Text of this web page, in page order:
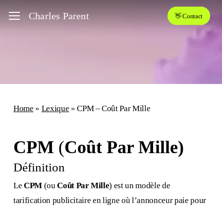
Menu Charles Parent 👋 Contact
Home » Lexique »CPM – Coût Par Mille
CPM (Coût Par Mille)
Définition
Le CPM(ouCoût Par Mille) est un modèle de
tarification publicitaire en ligne où l’annonceur paie pour